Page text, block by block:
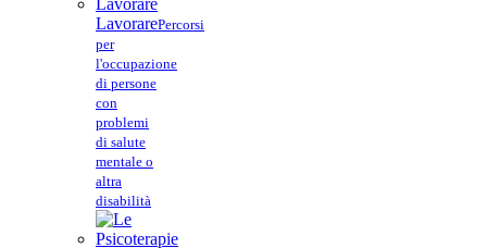
LavorarePercorsi
per
l'occupazione
di persone
con
problemi
di salute
mentale o
altra
disabilità